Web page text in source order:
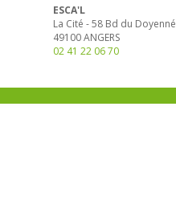
ESCA'L
La Cité -58 Bd du Doyenné
49100ANGERS
02 41 22 06 70